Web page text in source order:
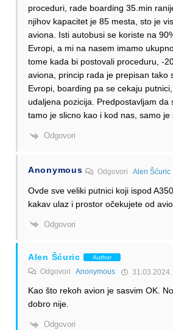
proceduri, rade boarding 35.min
njihov kapacitet je 85 mesta, sto je
aviona. Isti autobusi se koriste na
Evropi, a mi na nasem imamo
tome kada bi postovali proceduru, -
aviona, princip rada je prepisan tako
Evropi, boarding pa se cekaju
udaljena pozicija. Predpostavljam da
tamo je slicno kao i kod nas, samo je
Odgovori
Anonymous OdgovoriAlen Šćuric
Ovde sve veliki putnici koji ispod
kakav ulaz i prostor očekujete od
Odgovori
Alen Šćuric Author
Odgovori Anonymous 31.03.2024.
Kao što rekoh avion je sasvim OK.
dobro nije.
Odgovori